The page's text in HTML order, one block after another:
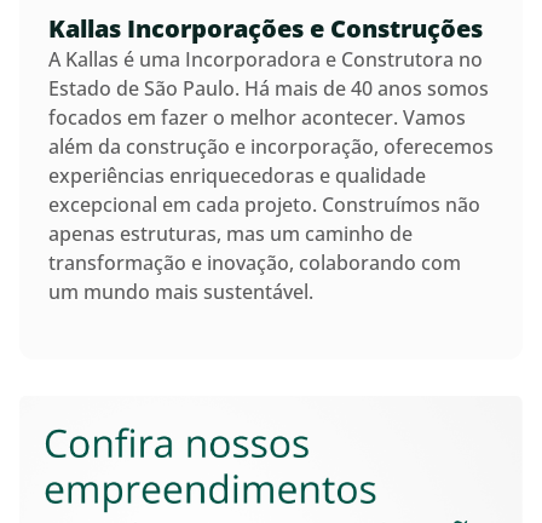
Kallas Incorporações e Construções
A Kallas é uma Incorporadora e Construtora no
Estado de São Paulo. Há mais de 40 anos somos
focados em fazer o melhor acontecer. Vamos
além da construção e incorporação, oferecemos
experiências enriquecedoras e qualidade
excepcional em cada projeto. Construímos não
apenas estruturas, mas um caminho de
transformação e inovação, colaborando com
um mundo mais sustentável.